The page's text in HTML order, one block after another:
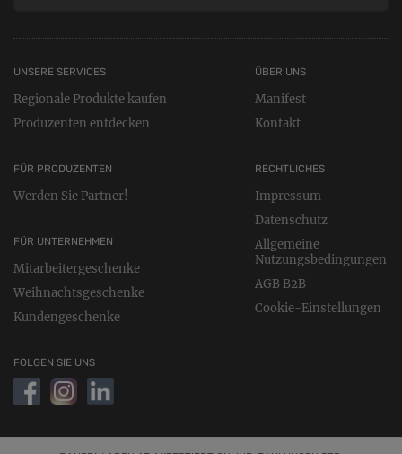
UNSERE SERVICES
Regionale Produkte kaufen
Produzenten entdecken
FÜR PRODUZENTEN
Werden Sie Partner!
FÜR UNTERNEHMEN
Mitarbeitergeschenke
Weihnachtsgeschenke
Kundengeschenke
RECHTLICHES
Impressum
Datenschutz
Allgemeine
Nutzungsbedingungen
AGB B2B
Cookie-Einstellungen
ÜBER UNS
Manifest
Kontakt
FOLGEN SIE UNS